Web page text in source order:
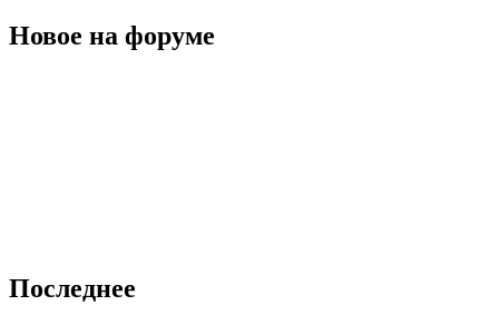
Новое на форуме
Последнее